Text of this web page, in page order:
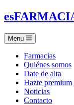
es
Menu
Farmacias
Quiénes somos
Date de alta
Hazte premium
Noticias
Contacto